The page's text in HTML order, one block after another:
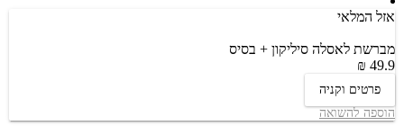
אזל המלאי
מברשת לאסלה סיליקון + בסיס
49.9 ₪
פרטים וקניה
הוספה להשואה